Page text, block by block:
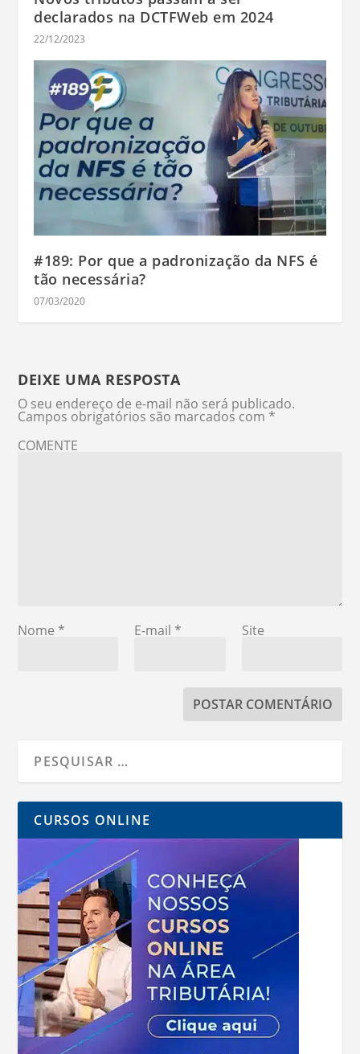
declarados na DCTFWeb em 2024
22/12/2023
#189: Por que a padronização da NFS é
tão necessária?
07/03/2020
DEIXE UMA RESPOSTA
O seu endereço de e-mail não será publicado.
Campos obrigatórios são marcados com *
COMENTE
Nome * E-mail * Site
CURSOS ONLINE